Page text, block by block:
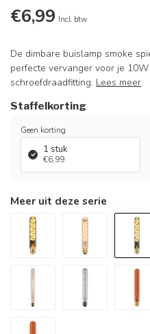
€6,99 Incl. btw
De dimbare buislamp smoke
perfecte vervanger voor je
schroefdraadfitting. Lees meer.
Staffelkorting
Geen korting
1 stuk
€6,99
Meer uit deze serie